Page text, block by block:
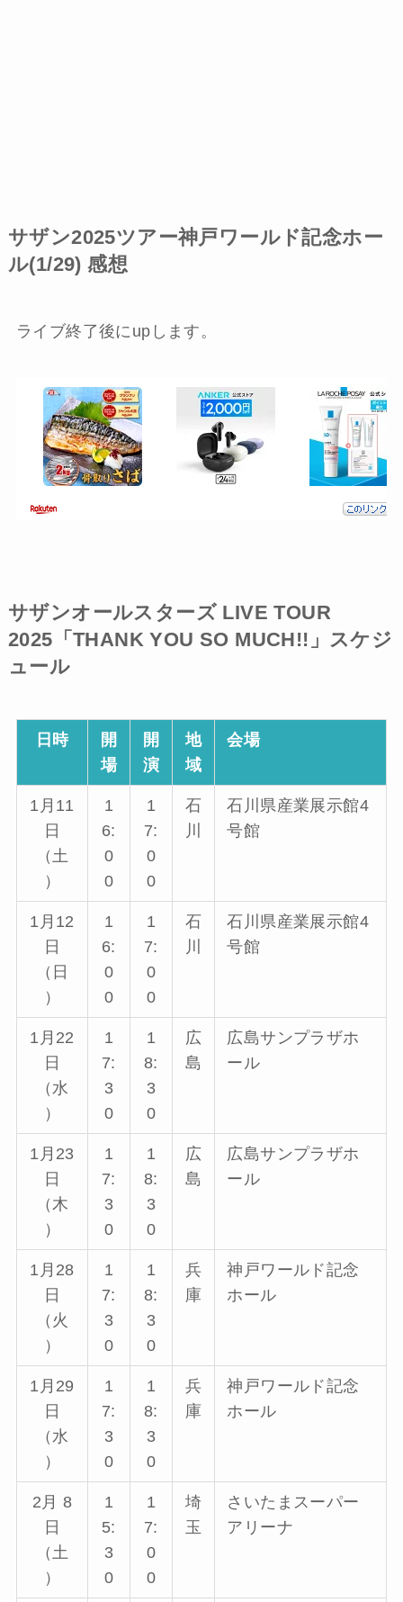
サザン2025ツアー神戸ワールド記念ホー
ル(1/29) 感想
ライブ終了後にupします。
サザンオールスターズ LIVE TOUR
2025「THANK YOU SO MUCH!!」スケジ
ュール
日時
開
場
開
演
地
域
会場
1月11
日
（土
）
1
6:
0
0
1
7:
0
0
石
川
石川県産業展示館4
号館
1月12
日
（日
）
1
6:
0
0
1
7:
0
0
石
川
石川県産業展示館4
号館
1月22
日
（水
）
1
7:
3
0
1
8:
3
0
広
島
広島サンプラザホ
ール
1月23
日
（木
）
1
7:
3
0
1
8:
3
0
広
島
広島サンプラザホ
ール
1月28
日
（火
）
1
7:
3
0
1
8:
3
0
兵
庫
神戸ワールド記念
ホール
1月29
日
（水
）
1
7:
3
0
1
8:
3
0
兵
庫
神戸ワールド記念
ホール
2月 8
日
（土
）
1
5:
3
0
1
7:
0
0
埼
玉
さいたまスーパー
アリーナ